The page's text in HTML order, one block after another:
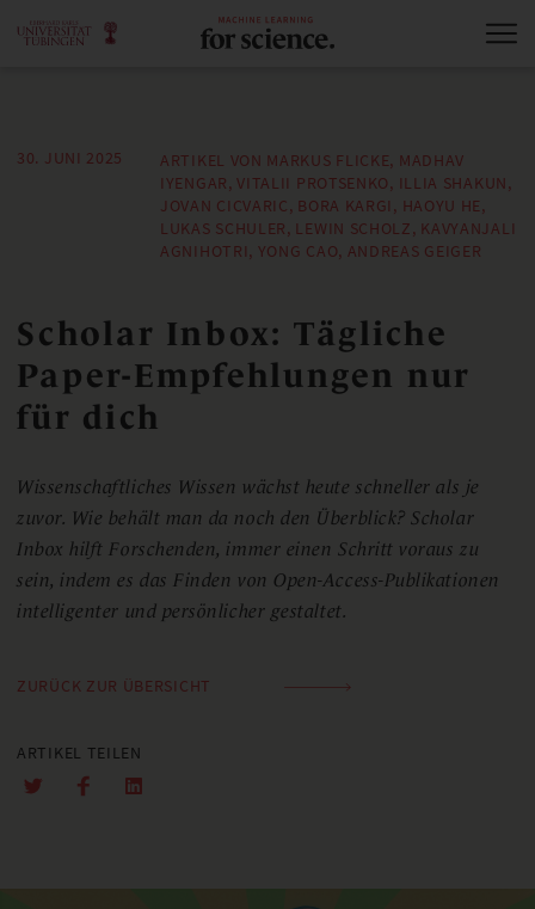
30. JUNI 2025
ARTIKEL VON MARKUS FLICKE, MADHAV
IYENGAR, VITALII PROTSENKO, ILLIA SHAKUN,
JOVAN CICVARIC, BORA KARGI, HAOYU HE,
LUKAS SCHULER, LEWIN SCHOLZ, KAVYANJALI
AGNIHOTRI, YONG CAO, ANDREAS GEIGER
Scholar Inbox: Tägliche
Paper-Empfehlungen nur
für dich
Wissenschaftliches Wissen wächst heute schneller als je
zuvor. Wie behält man da noch den Überblick? Scholar
Inbox hilft Forschenden, immer einen Schritt voraus zu
sein, indem es das Finden von Open-Access-Publikationen
intelligenter und persönlicher gestaltet.
ZURÜCK ZUR ÜBERSICHT
ARTIKEL TEILEN